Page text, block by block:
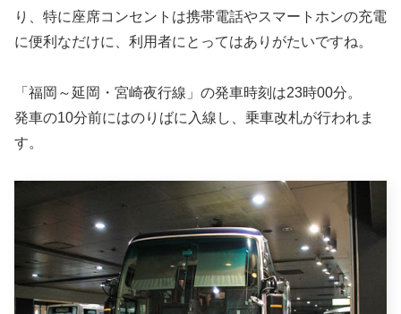
り、特に座席コンセントは携帯電話やスマートホンの充電
に便利なだけに、利用者にとってはありがたいですね。
「福岡～延岡・宮崎夜行線」の発車時刻は23時00分。
発車の10分前にはのりばに入線し、乗車改札が行われま
す。